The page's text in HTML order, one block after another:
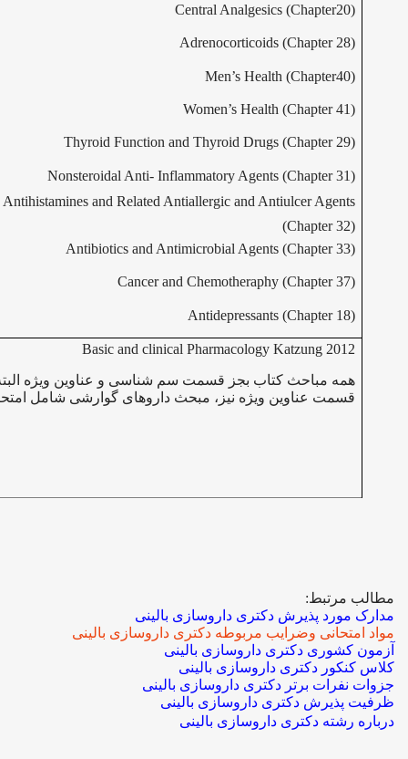
Central Analgesics (Chapter20)
Adrenocorticoids (Chapter 28)
Men’s Health (Chapter40)
Women’s Health (Chapter 41)
Thyroid Function and Thyroid Drugs (Chapter 29)
Nonsteroidal Anti- Inflammatory Agents (Chapter 31)
Antihistamines and Related Antiallergic and Antiulcer Agents
(Chapter 32)
Antibiotics and Antimicrobial Agents (Chapter 33)
Cancer and Chemotheraphy (Chapter 37)
Antidepressants (Chapter 18)
Basic and clinical Pharmacology Katzung 2012
همه مباحث کتاب بجز قسمت سم شناسی و عناوین ویژه
قسمت عناوین ویژه نیز، مبحث داروهای گوارشی شامل
مطالب مرتبط:
مدارک مورد پذیرش دکتری داروسازی بالینی
مواد امتحانی وضرایب مربوطه دکتری داروسازی بالینی
آزمون کشوری دکتری داروسازی بالینی
کلاس کنکور دکتری داروسازی بالینی
جزوات نفرات برتر دکتری داروسازی بالینی
ظرفیت پذیرش دکتری داروسازی بالینی
درباره رشته دکتری داروسازی بالینی